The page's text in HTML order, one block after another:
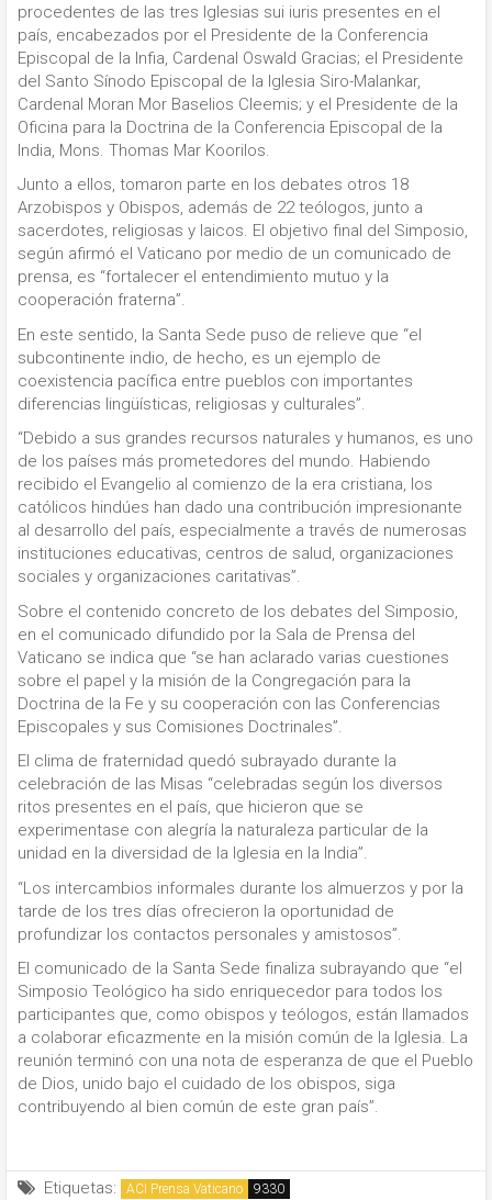
procedentes de las tres Iglesias sui iuris presentes en el
país, encabezados por el Presidente de la Conferencia
Episcopal de la Infia, Cardenal Oswald Gracias; el Presidente
del Santo Sínodo Episcopal de la Iglesia Siro-Malankar,
Cardenal Moran Mor Baselios Cleemis; y el Presidente de la
Oficina para la Doctrina de la Conferencia Episcopal de la
India, Mons. Thomas Mar Koorilos.
Junto a ellos, tomaron parte en los debates otros 18
Arzobispos y Obispos, además de 22 teólogos, junto a
sacerdotes, religiosas y laicos. El objetivo final del Simposio,
según afirmó el Vaticano por medio de un comunicado de
prensa, es “fortalecer el entendimiento mutuo y la
cooperación fraterna”.
En este sentido, la Santa Sede puso de relieve que “el
subcontinente indio, de hecho, es un ejemplo de
coexistencia pacífica entre pueblos con importantes
diferencias lingüísticas, religiosas y culturales”.
“Debido a sus grandes recursos naturales y humanos, es uno
de los países más prometedores del mundo. Habiendo
recibido el Evangelio al comienzo de la era cristiana, los
católicos hindúes han dado una contribución impresionante
al desarrollo del país, especialmente a través de numerosas
instituciones educativas, centros de salud, organizaciones
sociales y organizaciones caritativas”.
Sobre el contenido concreto de los debates del Simposio,
en el comunicado difundido por la Sala de Prensa del
Vaticano se indica que “se han aclarado varias cuestiones
sobre el papel y la misión de la Congregación para la
Doctrina de la Fe y su cooperación con las Conferencias
Episcopales y sus Comisiones Doctrinales”.
El clima de fraternidad quedó subrayado durante la
celebración de las Misas “celebradas según los diversos
ritos presentes en el país, que hicieron que se
experimentase con alegría la naturaleza particular de la
unidad en la diversidad de la Iglesia en la India”.
“Los intercambios informales durante los almuerzos y por la
tarde de los tres días ofrecieron la oportunidad de
profundizar los contactos personales y amistosos”.
El comunicado de la Santa Sede finaliza subrayando que “el
Simposio Teológico ha sido enriquecedor para todos los
participantes que, como obispos y teólogos, están llamados
a colaborar eficazmente en la misión común de la Iglesia. La
reunión terminó con una nota de esperanza de que el Pueblo
de Dios, unido bajo el cuidado de los obispos, siga
contribuyendo al bien común de este gran país”.
Etiquetas: ACI Prensa Vaticano